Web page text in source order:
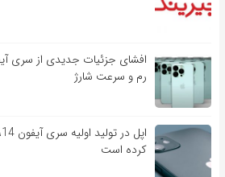
رم و سرعت شارژ
کرده است